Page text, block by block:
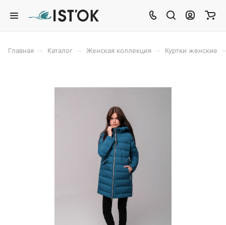
Главная Каталог Женская коллекция Куртки женские